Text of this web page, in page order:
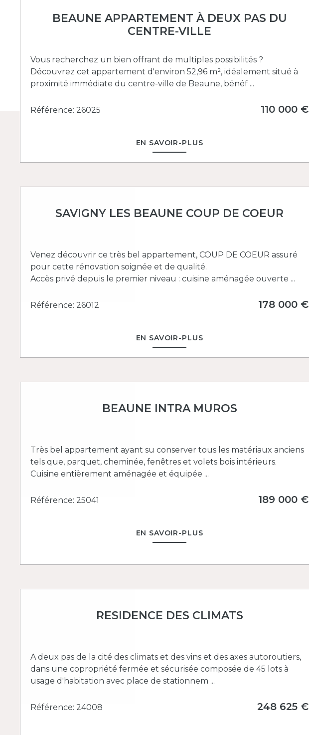
BEAUNE APPARTEMENT À DEUX PAS DU
CENTRE-VILLE
Vous recherchez un bien offrant de multiples possibilités ?
Découvrez cet appartement d'environ 52,96 m², idéalement situé à
proximité immédiate du centre-ville de Beaune, bénéf ...
Référence: 26025 110 000 €
EN SAVOIR-PLUS
SAVIGNY LES BEAUNE COUP DE COEUR
Venez découvrir ce très bel appartement, COUP DE COEUR assuré
pour cette rénovation soignée et de qualité.
Accès privé depuis le premier niveau : cuisine aménagée ouverte ...
Référence: 26012 178 000 €
EN SAVOIR-PLUS
BEAUNE INTRA MUROS
Très bel appartement ayant su conserver tous les matériaux anciens
tels que, parquet, cheminée, fenêtres et volets bois intérieurs.
Cuisine entièrement aménagée et équipée ...
Référence: 25041 189 000 €
EN SAVOIR-PLUS
RESIDENCE DES CLIMATS
A deux pas de la cité des climats et des vins et des axes autoroutiers,
dans une copropriété fermée et sécurisée composée de 45 lots à
usage d'habitation avec place de stationnem ...
Référence: 24008 248 625 €